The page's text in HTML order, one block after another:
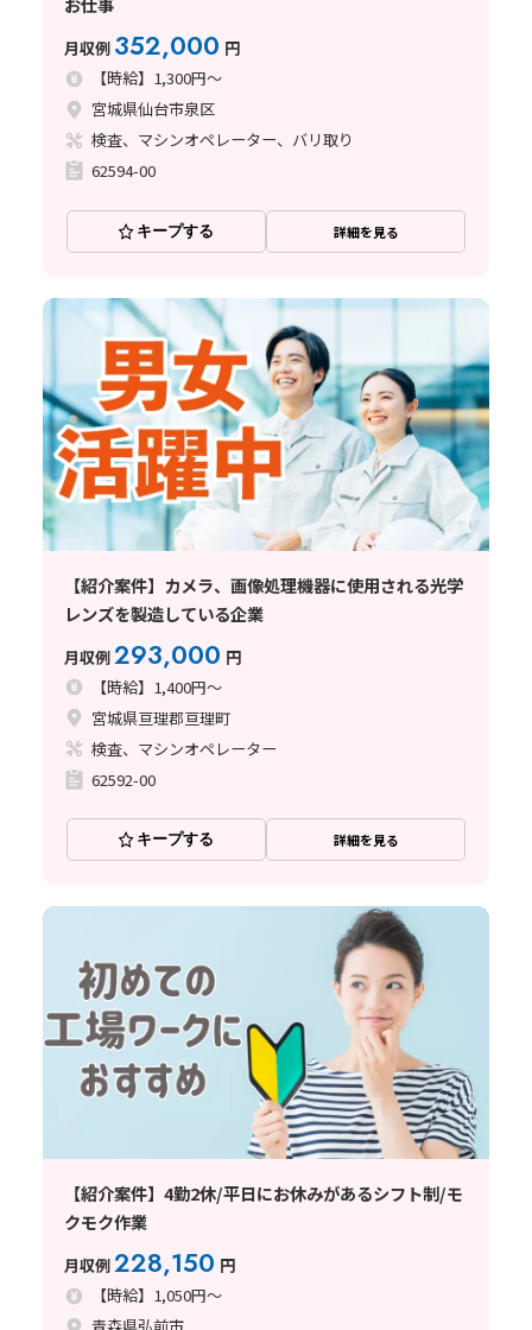
月収例 352,000 円
【時給】1,300円～
宮城県仙台市泉区
検査、マシンオペレーター、バリ取り
62594-00
キープする 詳細を見る
【紹介案件】カメラ、画像処理機器に使用される光学
レンズを製造している企業
月収例293,000 円
【時給】1,400円～
宮城県亘理郡亘理町
検査、マシンオペレーター
62592-00
キープする 詳細を見る
【紹介案件】4勤2休/平日にお休みがあるシフト制/モ
クモク作業
月収例228,150 円
【時給】1,050円～